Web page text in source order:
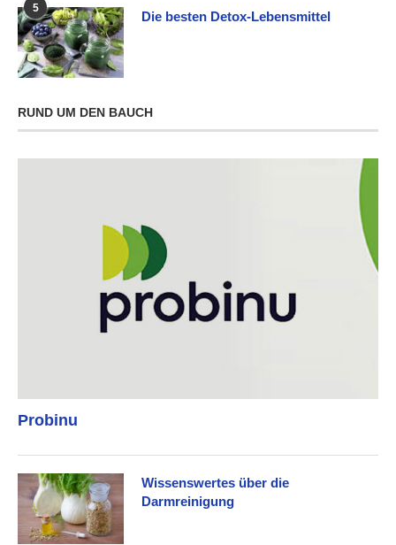
5
Die besten Detox-Lebensmittel
RUND UM DEN BAUCH
Probinu
Wissenswertes über die
Darmreinigung